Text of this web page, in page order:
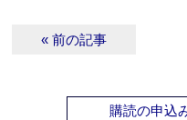
« 前の記事
購読の申込